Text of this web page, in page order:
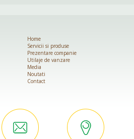
Home
Servicii si produse
Prezentare companie
Utilaje de vanzare
Media
Noutati
Contact